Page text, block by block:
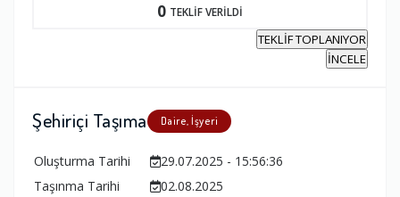
0 TEKLİF VERİLDİ
TEKLİF TOPLANIYOR
İNCELE
Şehiriçi Taşıma Daire, İşyeri
Oluşturma Tarihi
29.07.2025 - 15:56:36
Taşınma Tarihi
02.08.2025